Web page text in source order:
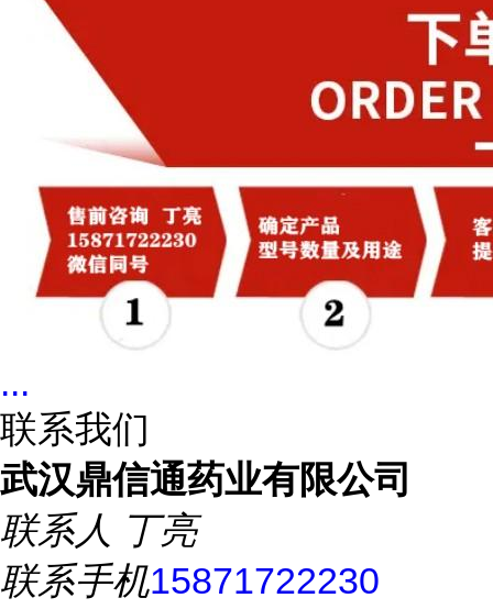
...
联系我们
武汉鼎信通药业有限公司
联系人 丁亮
联系手机15871722230